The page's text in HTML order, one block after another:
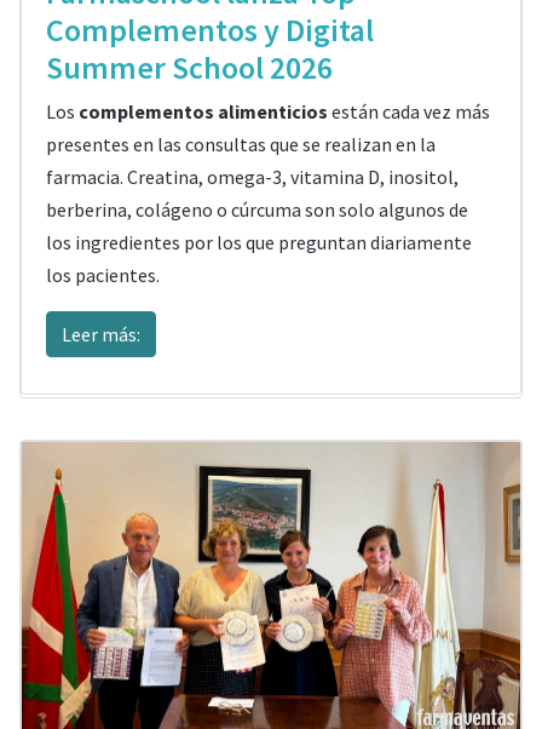
Complementos y Digital
Summer School 2026
Los complementos alimenticios están cada vez más
presentes en las consultas que se realizan en la
farmacia. Creatina, omega-3, vitamina D, inositol,
berberina, colágeno o cúrcuma son solo algunos de
los ingredientes por los que preguntan diariamente
los pacientes.
Leer más: